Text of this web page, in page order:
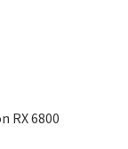
RX 6800